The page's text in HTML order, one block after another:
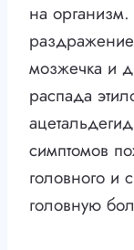
на
мозжечка и
распада
симптомов
головного и
головную